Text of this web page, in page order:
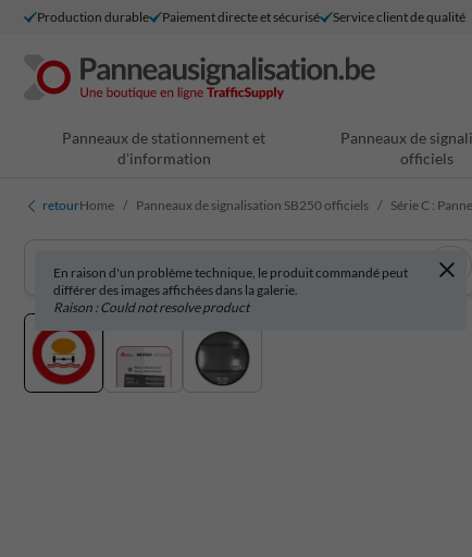
Production durable Paiement directe et sécurisé Service client de qualité
Panneaux de stationnement et
d'information
Panneaux de
officiels
retourHome Panneaux de signalisation SB250 officiels Série C :
En raison d'un problème technique, le produit commandé peut
différer des images affichées dans la galerie.
Raison : Could not resolve product